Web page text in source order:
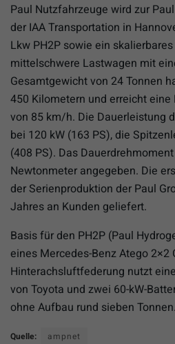
Paul Nutzfahrzeuge wird zur
der IAA Transportation in
Lkw PH2P sowie ein
mittelschwere Lastwagen mit
Gesamtgewicht von 24 Tonnen
450 Kilometern und erreicht
von 85 km/h. Die Dauerleistung
bei 120 kW (163 PS), die
(408 PS). Das
Newtonmeter angegeben. Die
der Serienproduktion der Paul
Jahres an Kunden geliefert.
Basis für den PH2P (Paul
eines Mercedes-Benz Atego 2×2
Hinterachsluftfederung nutzt
von Toyota und zwei 60-kW-
ohne Aufbau rund sieben
Quelle: ampnet